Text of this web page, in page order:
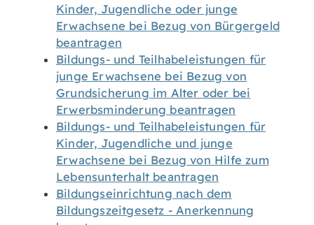
Kinder, Jugendliche oder junge
Erwachsene bei Bezug von Bürgergeld
beantragen
Bildungs- und Teilhabeleistungen für
junge Erwachsene bei Bezug von
Grundsicherung im Alter oder bei
Erwerbsminderung beantragen
Bildungs- und Teilhabeleistungen für
Kinder, Jugendliche und junge
Erwachsene bei Bezug von Hilfe zum
Lebensunterhalt beantragen
Bildungseinrichtung nach dem
Bildungszeitgesetz - Anerkennung